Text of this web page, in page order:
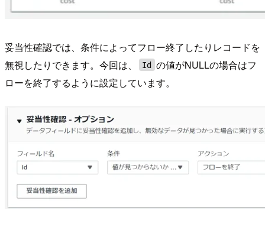
妥当性確認では、条件によってフロー終了したりレコードを
無視したりできます。今回は、
Id
の値がNULLの場合はフ
ローを終了するように設定しています。